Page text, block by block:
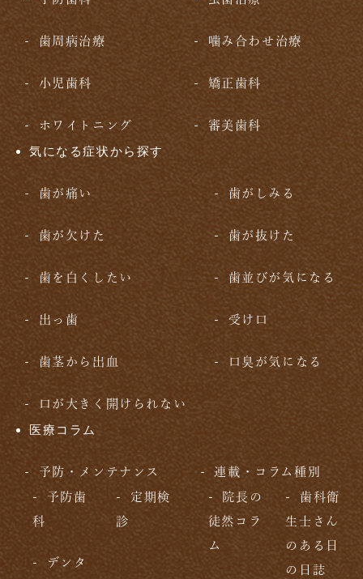
歯周病治療 噛み合わせ治療
小児歯科 矯正歯科
ホワイトニング 審美歯科
気になる症状から探す
歯が痛い 歯がしみる
歯が欠けた 歯が抜けた
歯を白くしたい 歯並びが気になる
出っ歯 受け口
歯茎から出血 口臭が気になる
口が大きく開けられない
医療コラム
予防・メンテナンス
予防歯
科
定期検
診
デンタ
連載・コラム種別
院長の
徒然コラ
ム
歯科衛
生士さん
のある日
の日誌